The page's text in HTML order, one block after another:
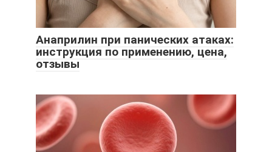
Анаприлин при панических атаках:
инструкция по применению, цена,
отзывы